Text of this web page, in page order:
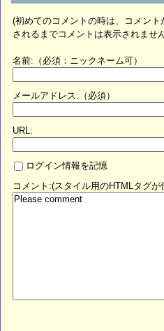
(初めてのコメントの時は、コメン
されるまでコメントは表示されませ
名前:（必須：ニックネーム可）
メールアドレス:（必須）
URL:
ログイン情報を記憶
コメント:(スタイル用のHTMLタグが